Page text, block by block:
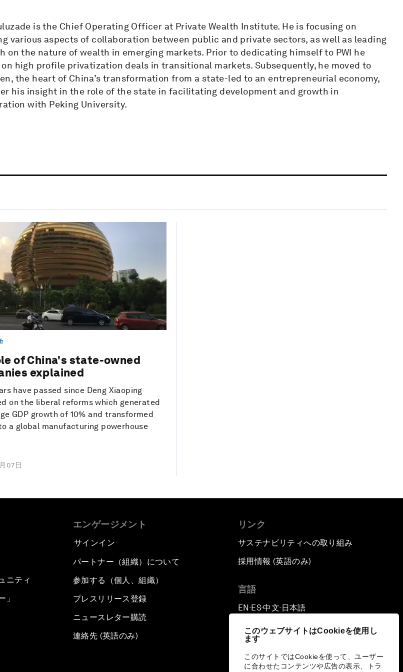
このウェブサイトはCookieを使用し
ます
このサイトではCookieを使って、ユーザー
に合わせたコンテンツや広告の表示、トラ
is the Chief Operating Officer at Private Wealth Institute. He is focusing on
various aspects of collaboration between public and private sectors, as well as leading
on the nature of wealth in emerging markets. Prior to dedicating himself to PWI he
high profile privatization deals in transitional markets. Subsequently, he moved to
the heart of China’s transformation from a state-led to an entrepreneurial economy,
his insight in the role of the state in facilitating development and growth in
with Peking University.
of China's state-owned
explained
have passed since Deng Xiaoping
on the liberal reforms which generated
GDP growth of 10% and transformed
a global manufacturing powerhouse
07日
ニティ
」
エンゲージメント
サインイン
パートナー（組織）について
参加する（個人、組織）
プレスリリース登録
ニュースレター購読
連絡先 (英語のみ)
リンク
サステナビリティへの取り組み
採用情報 (英語のみ)
言語
EN ▪ ES▪中文▪ 日本語